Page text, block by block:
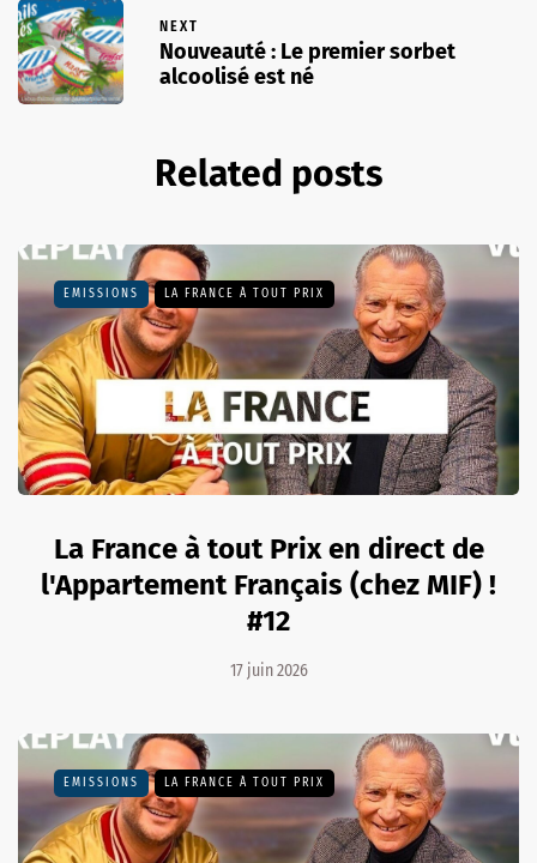
NEXT
Nouveauté : Le premier sorbet
alcoolisé est né
Related posts
EMISSIONS LA FRANCE À TOUT PRIX
La France à tout Prix en direct de
l'Appartement Français (chez MIF) !
#12
17 juin 2026
EMISSIONS LA FRANCE À TOUT PRIX